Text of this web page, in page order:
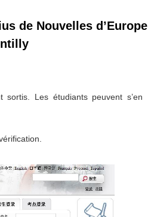
de Nouvelles d’Europe
Les étudiants peuvent s’en